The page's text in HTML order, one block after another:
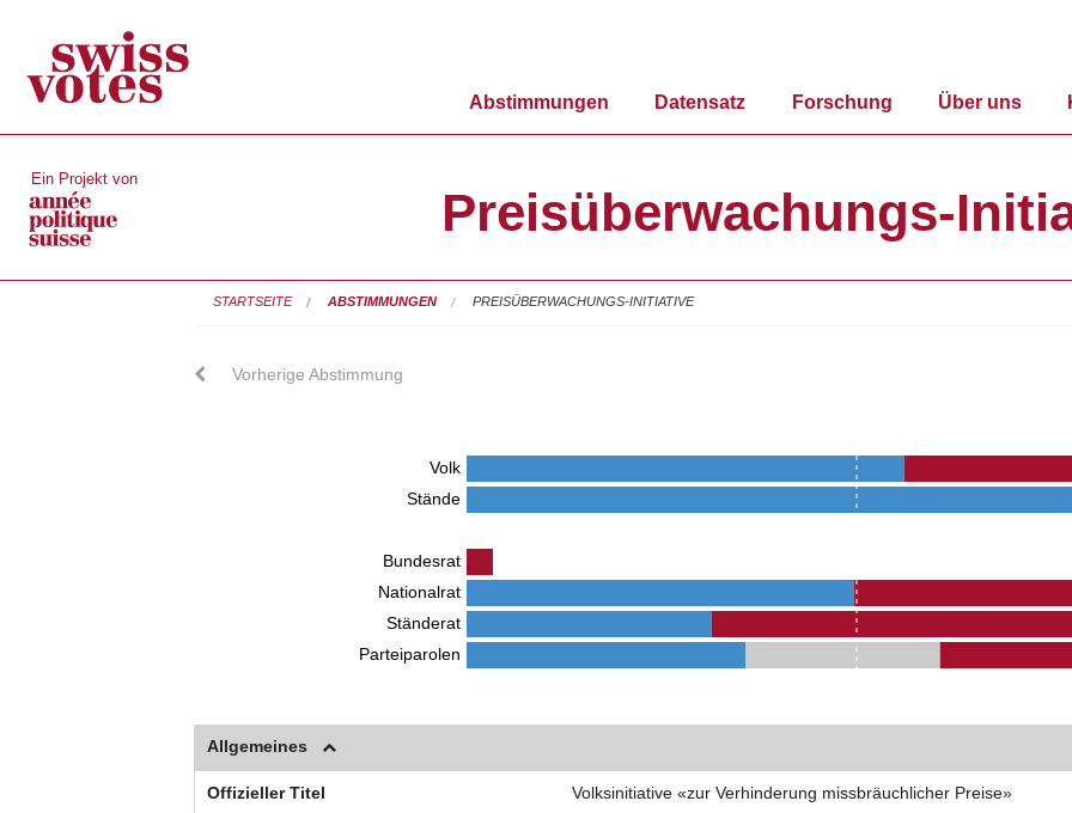
Abstimmungen Datensatz Forschung Über uns
Ein Projekt von
Preisüberwachungs-
STARTSEITE ABSTIMMUNGEN PREISÜBERWACHUNGS-INITIATIVE
Vorherige Abstimmung
Volk
Stände
Bundesrat
Nationalrat
Ständerat
Parteiparolen
Allgemeines
Offizieller Titel Volksinitiative «zur Verhinderung missbräuchlicher Preise»